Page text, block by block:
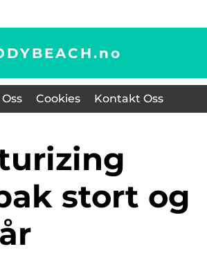
no
Cookies Kontakt Oss
stort og